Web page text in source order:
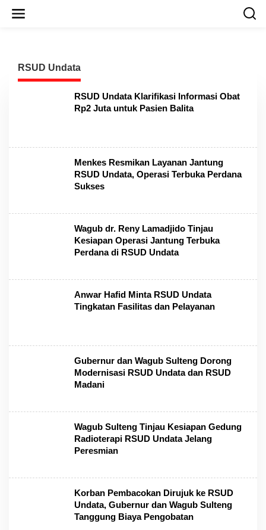
RSUD Undata
RSUD Undata Klarifikasi Informasi Obat
Rp2 Juta untuk Pasien Balita
Menkes Resmikan Layanan Jantung
RSUD Undata, Operasi Terbuka Perdana
Sukses
Wagub dr. Reny Lamadjido Tinjau
Kesiapan Operasi Jantung Terbuka
Perdana di RSUD Undata
Anwar Hafid Minta RSUD Undata
Tingkatan Fasilitas dan Pelayanan
Gubernur dan Wagub Sulteng Dorong
Modernisasi RSUD Undata dan RSUD
Madani
Wagub Sulteng Tinjau Kesiapan Gedung
Radioterapi RSUD Undata Jelang
Peresmian
Korban Pembacokan Dirujuk ke RSUD
Undata, Gubernur dan Wagub Sulteng
Tanggung Biaya Pengobatan